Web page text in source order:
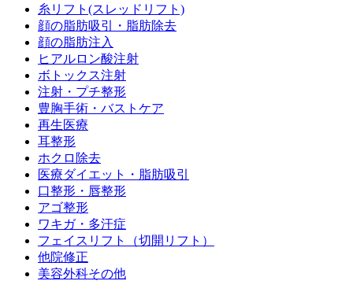
糸リフト(スレッドリフト)
顔の脂肪吸引・脂肪除去
顔の脂肪注入
ヒアルロン酸注射
ボトックス注射
注射・プチ整形
豊胸手術・バストケア
再生医療
耳整形
ホクロ除去
医療ダイエット・脂肪吸引
口整形・唇整形
アゴ整形
ワキガ・多汗症
フェイスリフト（切開リフト）
他院修正
美容外科その他